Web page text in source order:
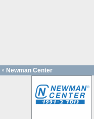
Newman Center